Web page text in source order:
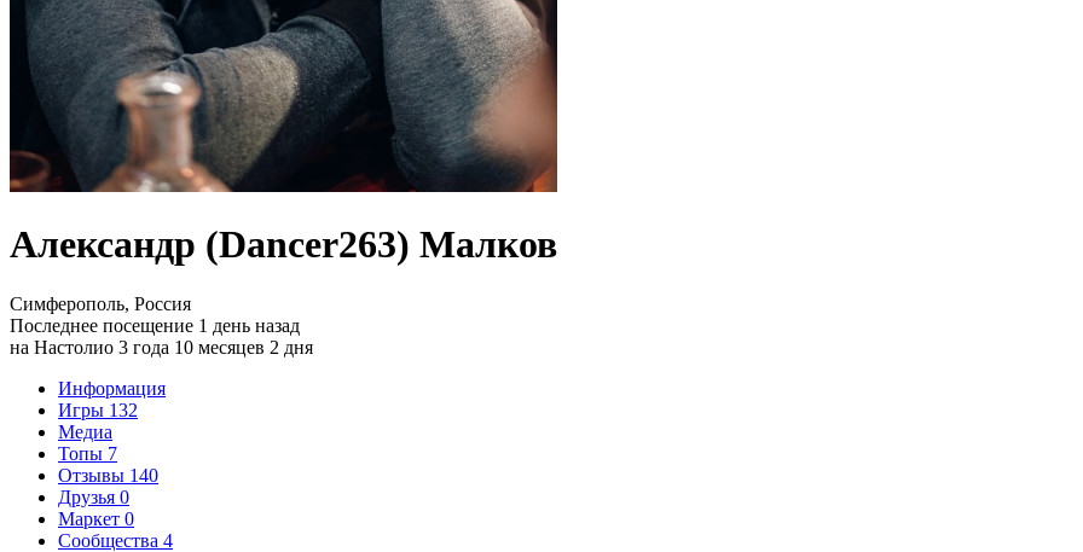
Александр (Dancer263) Малков
Симферополь, Россия
Последнее посещение 1 день назад
на Настолио 3 года 10 месяцев 2 дня
Информация
Игры 132
Медиа
Топы 7
Отзывы 140
Друзья 0
Маркет 0
Сообщества 4